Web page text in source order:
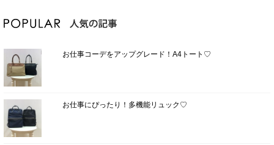
お仕事コーデをアップグレード！A4トート♡
お仕事にぴったり！多機能リュック♡